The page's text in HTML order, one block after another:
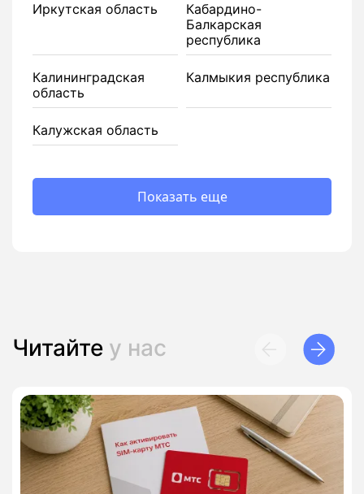
Иркутская область
Кабардино-
Балкарская
республика
Калининградская
область
Калмыкия республика
Калужская область
Показать еще
Читайте у нас